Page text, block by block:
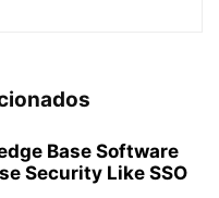
Base Software
Security Like SSO